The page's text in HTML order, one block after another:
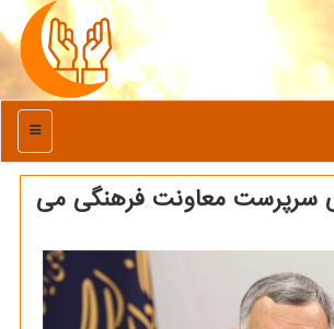
منو
معاونت فرهنگی می